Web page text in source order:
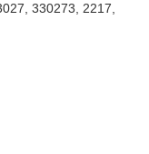
330273, 2217,